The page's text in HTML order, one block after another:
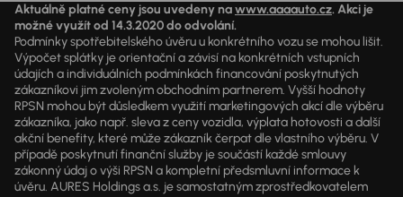
Aktuálně platné ceny jsou uvedeny nawww.aaaauto.cz. Akci je
možné využít od 14.3.2020 do odvolání.
Podmínky spotřebitelského úvěru u konkrétního vozu se mohou lišit.
Výpočet splátky je orientační a závisí na konkrétních vstupních
údajích a individuálních podmínkách financování poskytnutých
zákazníkovi jim zvoleným obchodním partnerem. Vyšší hodnoty
RPSN mohou být důsledkem využití marketingových akcí dle výběru
zákazníka, jako např. sleva z ceny vozidla, výplata hotovosti a další
akční benefity, které může zákazník čerpat dle vlastního výběru. V
případě poskytnutí finanční služby je součástí každé smlouvy
zákonný údaj o výši RPSN a kompletní předsmluvní informace k
úvěru. AURES Holdings a.s. je samostatným zprostředkovatelem